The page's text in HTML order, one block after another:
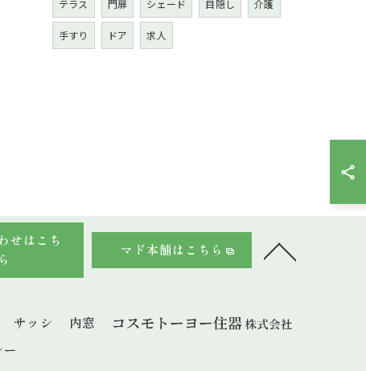
テラス 門扉 シェード 目隠し 介護
手すり ドア 求人
せはこち
ら
マド本舗はこちら
サッシ
内窓